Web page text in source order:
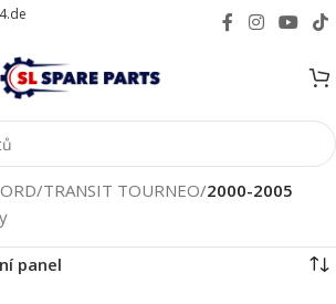
/TRANSIT TOURNEO/2000-2005
panel